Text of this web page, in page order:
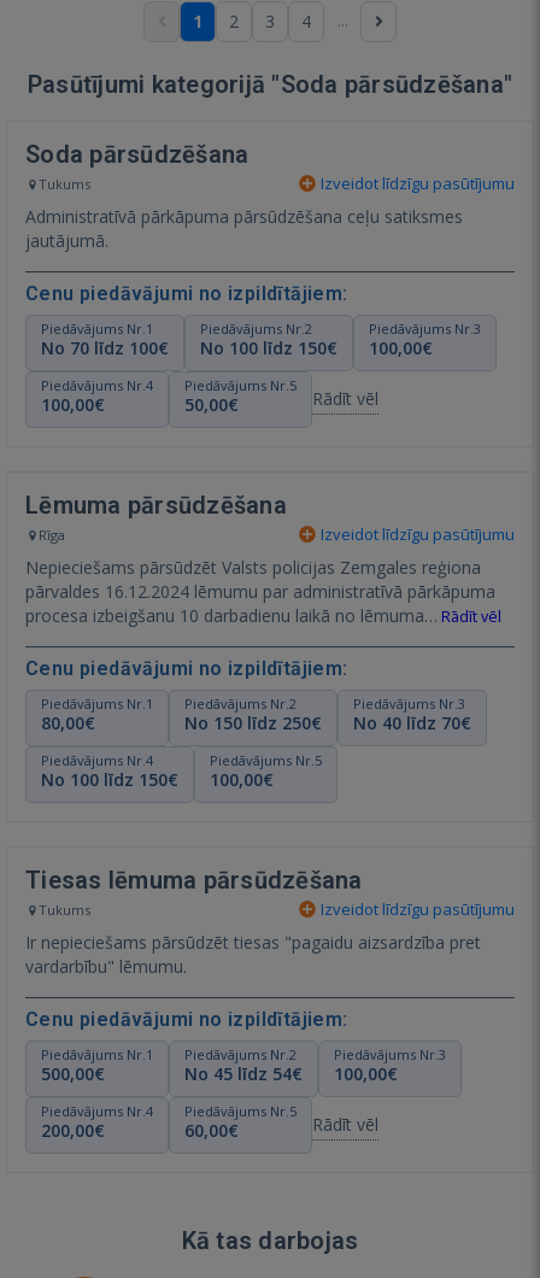
1 2 3 4 ...
Pasūtījumi kategorijā "Soda pārsūdzēšana"
Soda pārsūdzēšana
Tukums Izveidot līdzīgu pasūtījumu
Administratīvā pārkāpuma pārsūdzēšana ceļu satiksmes
jautājumā.
Cenu piedāvājumi no izpildītājiem:
Piedāvājums Nr.1
No 70 līdz 100€
Piedāvājums Nr.2
No 100 līdz 150€
Piedāvājums Nr.3
100,00€
Piedāvājums Nr.4
100,00€
Piedāvājums Nr.5
50,00€ Rādīt vēl
Lēmuma pārsūdzēšana
Rīga Izveidot līdzīgu pasūtījumu
Nepieciešams pārsūdzēt Valsts policijas Zemgales reģiona
pārvaldes 16.12.2024 lēmumu par administratīvā pārkāpuma
procesa izbeigšanu 10 darbadienu laikā no lēmuma… Rādīt vēl
Cenu piedāvājumi no izpildītājiem:
Piedāvājums Nr.1
80,00€
Piedāvājums Nr.2
No 150 līdz 250€
Piedāvājums Nr.3
No 40 līdz 70€
Piedāvājums Nr.4
No 100 līdz 150€
Piedāvājums Nr.5
100,00€
Tiesas lēmuma pārsūdzēšana
Tukums Izveidot līdzīgu pasūtījumu
Ir nepieciešams pārsūdzēt tiesas "pagaidu aizsardzība pret
vardarbību" lēmumu.
Cenu piedāvājumi no izpildītājiem:
Piedāvājums Nr.1
500,00€
Piedāvājums Nr.2
No 45 līdz 54€
Piedāvājums Nr.3
100,00€
Piedāvājums Nr.4
200,00€
Piedāvājums Nr.5
60,00€ Rādīt vēl
Kā tas darbojas